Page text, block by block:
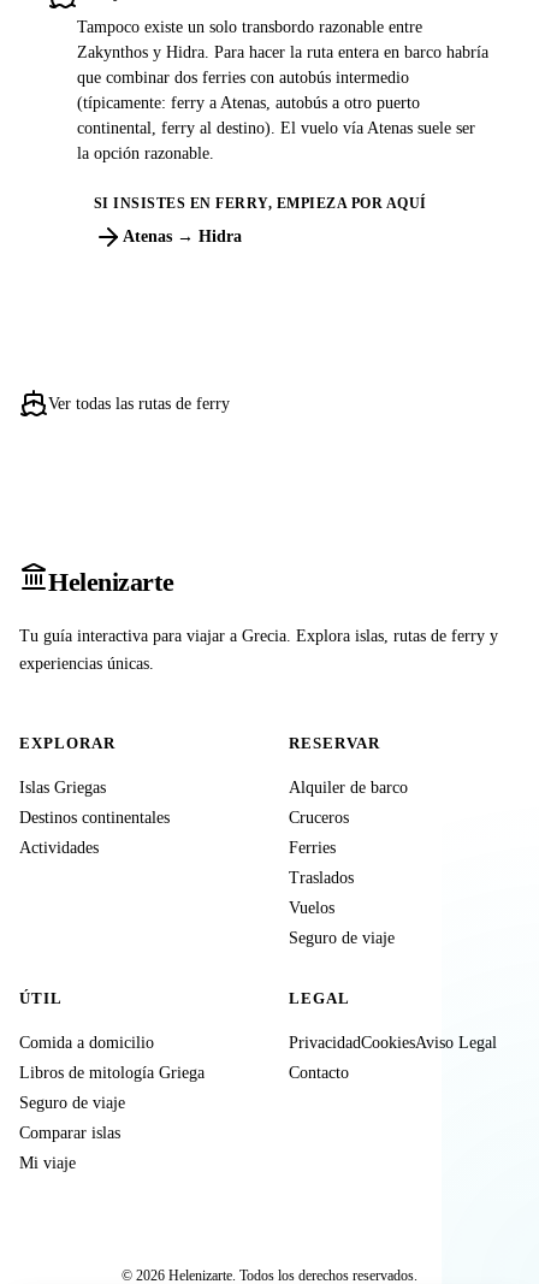
Tampoco existe un solo transbordo razonable entre
Zakynthos y Hidra. Para hacer la ruta entera en barco habría
que combinar dos ferries con autobús intermedio
(típicamente: ferry a Atenas, autobús a otro puerto
continental, ferry al destino). El vuelo vía Atenas suele ser
la opción razonable.
SI INSISTES EN FERRY, EMPIEZA POR AQUÍ
Atenas → Hidra
Ver todas las rutas de ferry
Helenizarte
Tu guía interactiva para viajar a Grecia. Explora islas, rutas de ferry y
experiencias únicas.
EXPLORAR
Islas Griegas
Destinos continentales
Actividades
RESERVAR
Alquiler de barco
Cruceros
Ferries
Traslados
Vuelos
Seguro de viaje
ÚTIL
Comida a domicilio
Libros de mitología Griega
Seguro de viaje
Comparar islas
Mi viaje
LEGAL
PrivacidadCookiesAviso Legal
Contacto
© 2026 Helenizarte. Todos los derechos reservados.